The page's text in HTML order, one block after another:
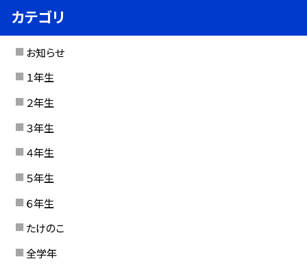
カテゴリ
お知らせ
１年生
２年生
３年生
４年生
５年生
６年生
たけのこ
全学年